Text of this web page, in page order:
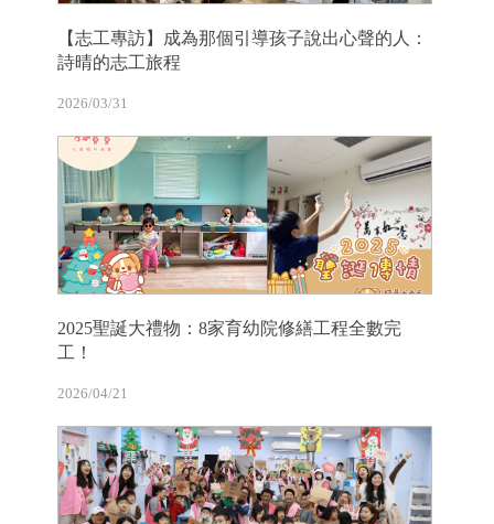
【志工專訪】成為那個引導孩子說出心聲的人：
詩晴的志工旅程
2026/03/31
2025聖誕大禮物：8家育幼院修繕工程全數完
工！
2026/04/21